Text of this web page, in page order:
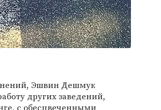
Эшвин Дешмук
других заведений,